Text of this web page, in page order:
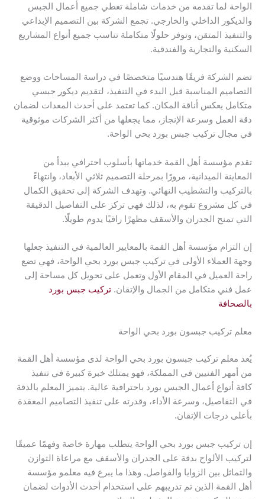
الواحة لما تقدمه من خدمات شاملة تغطي جميع أعمال الجبس
والديكور الداخلي والخارجي. تجمع الشركة بين التصميم الإبداعي
والتنفيذ المتقن، وتوفر حلولًا متكاملة تناسب جميع أنواع المشاريع
السكنية والتجارية والفندقية.
تضم الشركة فريقًا هندسيًا متخصصًا في دراسة المساحات ووضع
التصاميم المناسبة قبل البدء في التنفيذ، لتقديم ديكور جبسي
متكامل يعكس أناقة المكان. كما تعتمد على أحدث المعدات لضمان
دقة العمل وسرعة الإنجاز، مما يجعلها من أكثر الشركات موثوقية
في مجال تركيب جبس بورد بحي الواحة.
تقدم مؤسسة أهل القمة خدماتها بأسلوب احترافي يبدأ من
المعاينة الميدانية، مرورًا بمرحلة التصميم ثلاثي الأبعاد، وانتهاءً
بالتركيب والتشطيب النهائي. وتهدف الشركة إلى تحقيق الكمال
في كل مشروع تقوم به، لذلك فهي تركز على التفاصيل الدقيقة
التي تمنح الجدران والأسقف مظهرًا راقيًا يدوم طويلًا.
إن التزام مؤسسة أهل القمة بالمعايير العالمية في التنفيذ جعلها
وجهة العملاء الأولى في تركيب جبس بورد بحي الواحة، فهي تضع
راحة العميل في المقام الأول وتعمل على تحويل كل مساحة إلى
عمل فني متكامل من الجمال والإتقان.تركيب جبس بورد
بالصحافة
معلم تركيب جبسون بورد بحي الواحة
يُعد معلم تركيب جبسون بورد بحي الواحة لدى مؤسسة أهل القمة
من أمهر الفنيين في المملكة، فهو يمتلك خبرة كبيرة في تنفيذ
كافة أنواع أعمال الجبس بورد باحترافية عالية. يتميز المعلم بالدقة
في التفاصيل، وسرعة الأداء، وقدرته على تنفيذ التصاميم المعقدة
بأعلى درجات الإتقان.
إن تركيب جبس بورد بحي الواحة يتطلب مهارة خاصة وفهمًا عميقًا
لتركيب الألواح بدقة على الجدران والأسقف مع مراعاة التوازن
والتماثل بين الزوايا والفواصل. وهذا ما يبرع فيه معلمو مؤسسة
أهل القمة الذين تم تدريبهم على استخدام أحدث الأدوات لضمان